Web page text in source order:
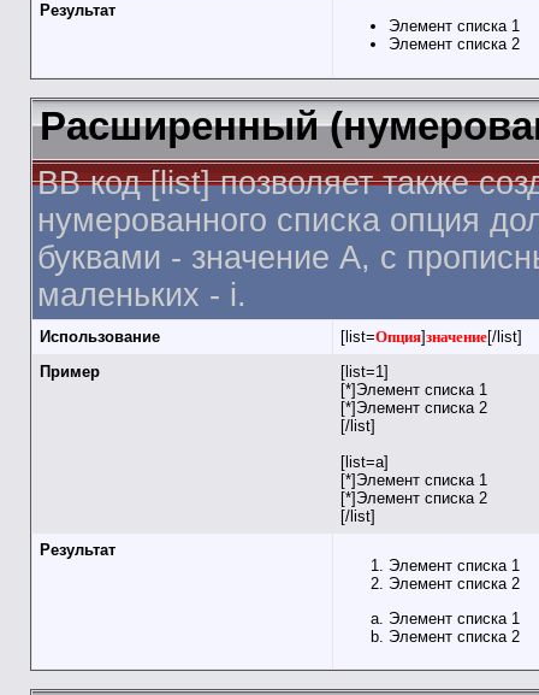
Результат
Элемент списка 1
Элемент списка 2
Расширенный
BB код [list] позволяет также
нумерованного списка опция
буквами - значение A, с
маленьких - i.
Использование [list=Опция]значение[/list]
Пример
[list=1]
[*]Элемент списка 1
[*]Элемент списка 2
[/list]
[list=a]
[*]Элемент списка 1
[*]Элемент списка 2
[/list]
Результат
Элемент списка 1
Элемент списка 2
Элемент списка 1
Элемент списка 2